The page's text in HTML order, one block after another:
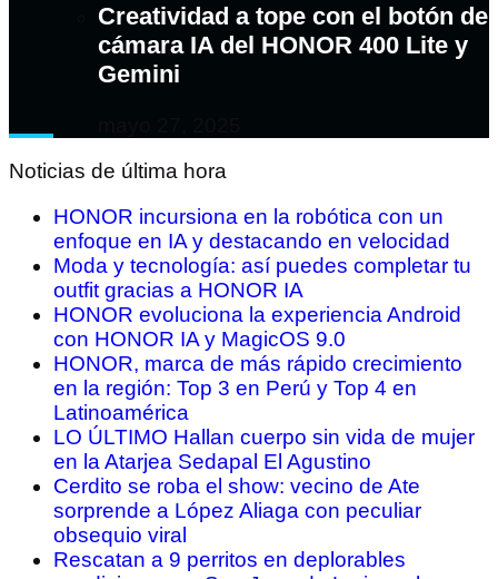
Creatividad a tope con el botón de
cámara IA del HONOR 400 Lite y
Gemini
Noticias de última hora
HONOR incursiona en la robótica con un
enfoque en IA y destacando en velocidad
Moda y tecnología: así puedes completar tu
outfit gracias a HONOR IA
HONOR evoluciona la experiencia Android
con HONOR IA y MagicOS 9.0
HONOR, marca de más rápido crecimiento
en la región: Top 3 en Perú y Top 4 en
Latinoamérica
LO ÚLTIMO Hallan cuerpo sin vida de mujer
en la Atarjea Sedapal El Agustino
Cerdito se roba el show: vecino de Ate
sorprende a López Aliaga con peculiar
obsequio viral
Rescatan a 9 perritos en deplorables